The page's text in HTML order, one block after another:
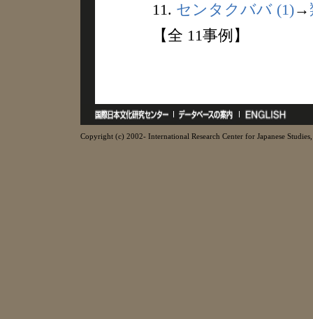
11. センタクババ (1)→
【全 11事例】
Copyright (c) 2002- International Research Center for Japanese